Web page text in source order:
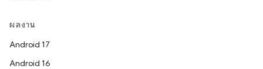
ผลงาน
Android 17
Android 16